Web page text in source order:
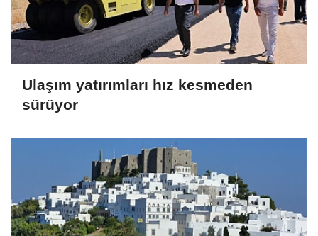
Ulaşım yatırımları hız kesmeden
sürüyor